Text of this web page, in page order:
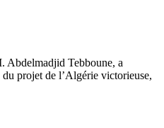
Abdelmadjid Tebboune, a
projet de l’Algérie victorieuse,